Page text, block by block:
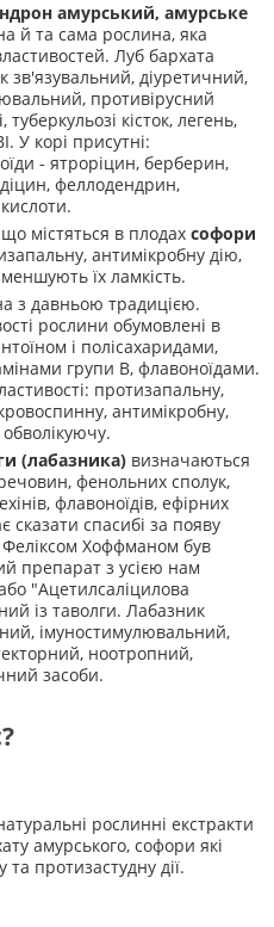
амурський, амурське
й та сама рослина, яка
Луб бархата
зв'язувальний, діуретичний,
противірусний
кісток, легень,
У корі присутні:
- ятроріцин, берберин,
феллодендрин,
містяться в плодах софори
антимікробну дію,
їх ламкість.
з давньою традицією.
рослини обумовлені в
і полісахаридами,
групи B, флавоноїдами.
протизапальну,
антимікробну,
(лабазника) визначаються
фенольних сполук,
флавоноїдів, ефірних
сказати спасибі за появу
Хоффманом був
препарат з усією нам
"Ацетилсаліцилова
із таволги. Лабазник
імуностимулювальний,
ноотропний,
засоби.
рослинні екстракти
амурського, софори які
протизастудну дії.